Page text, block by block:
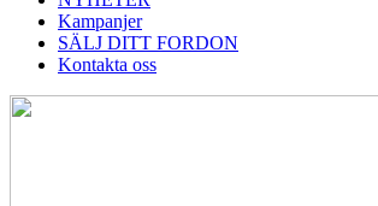
Kampanjer
SÄLJ DITT FORDON
Kontakta oss